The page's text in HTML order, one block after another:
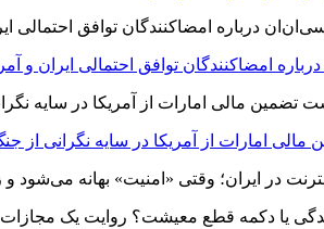
امضاکنندگان توافق احتمالی ایران و
امارات از آمریکا در سایه نگرانی از
زندگی یا دکمه قطع معیشت؟ روایت یک